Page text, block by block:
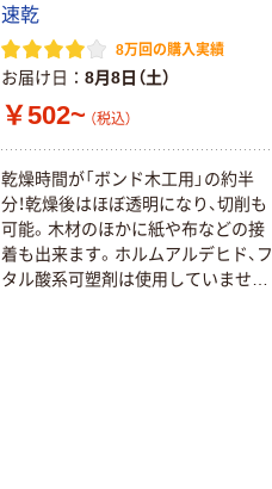
速乾
8万回の購入実績
お届け日 8月8日（土）
￥502~ （税込）
乾燥時間が「ボンド木工用」の約半
分！乾燥後はほぼ透明になり、切削も
可能。木材のほかに紙や布などの接
着も出来ます。ホルムアルデヒド、フ
タル酸系可塑剤は使用していませ